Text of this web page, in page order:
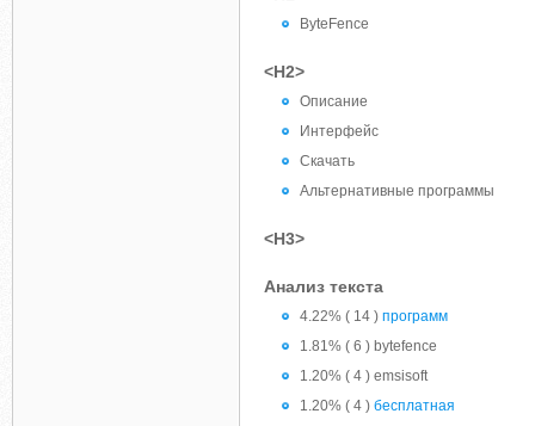
ByteFence
<H2>
Описание
Интерфейс
Скачать
Альтернативные программы
<H3>
Анализ текста
4.22% ( 14 ) программ
1.81% ( 6 ) bytefence
1.20% ( 4 ) emsisoft
1.20% ( 4 ) бесплатная